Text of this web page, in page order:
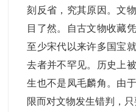
刻反省，究其原因。文
目了然。自古文物收藏
至少宋代以来许多国宝
去者并不罕见。历史上
生也不是凤毛麟角。由
限而对文物发生错判，